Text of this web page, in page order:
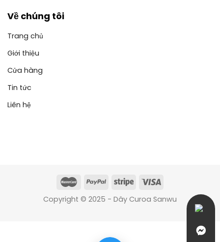
Về chúng tôi
Trang chủ
Giới thiệu
Cửa hàng
Tin tức
Liên hệ
Copyright © 2025 - Dây Curoa Sanwu